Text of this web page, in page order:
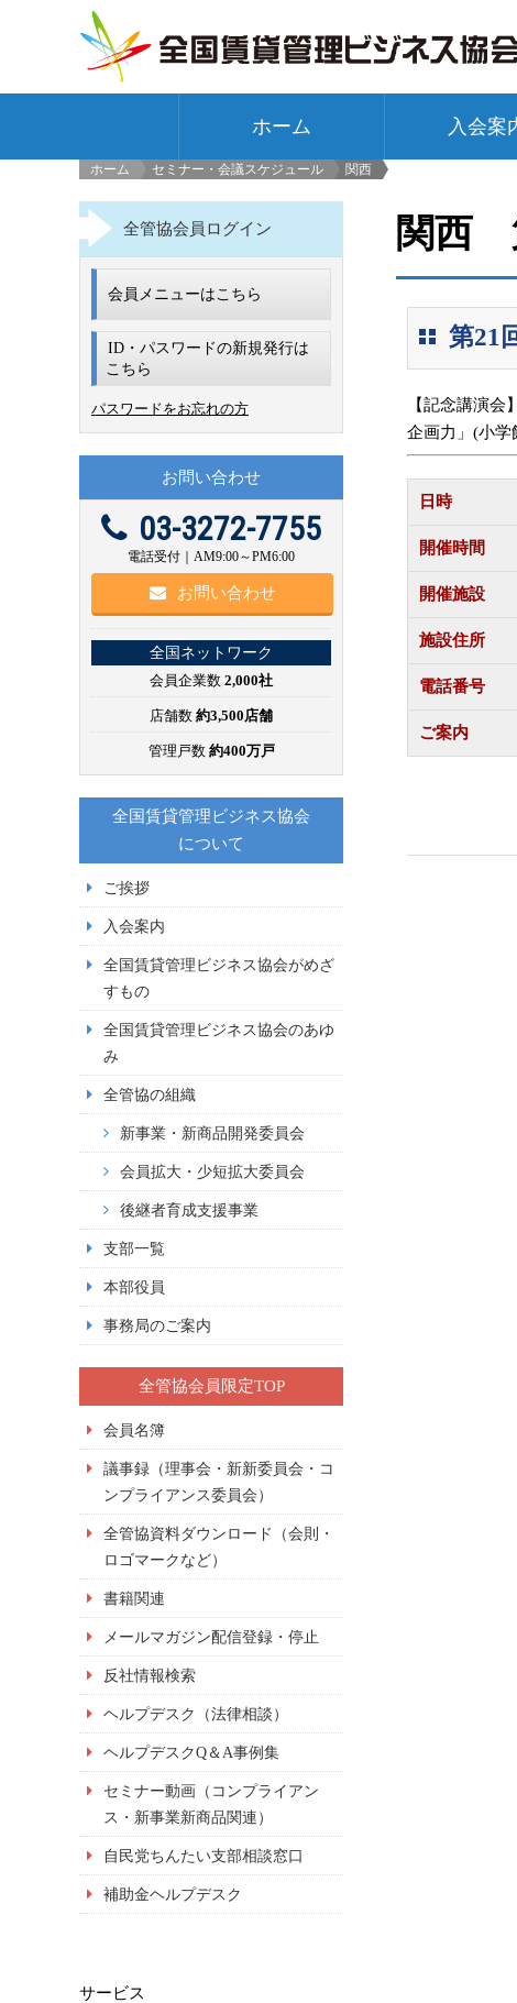
ホーム 入会案
ホーム
セミナー・会議スケジュール
関西
関西
第21
【記念講演
企画力」(小学
日時
開催時間
開催施設
施設住所
電話番号
ご案内
全管協会員ログイン
会員メニューはこちら
ID・パスワードの新規発行は
こちら
パスワードをお忘れの方
お問い合わせ
03-3272-7755
電話受付｜AM9:00～PM6:00
お問い合わせ
全国ネットワーク
会員企業数 2,000社
店舗数 約3,500店舗
管理戸数 約400万戸
全国賃貸管理ビジネス協会
について
ご挨拶
入会案内
全国賃貸管理ビジネス協会がめざ
すもの
全国賃貸管理ビジネス協会のあゆ
み
全管協の組織
新事業・新商品開発委員会
会員拡大・少短拡大委員会
後継者育成支援事業
支部一覧
本部役員
事務局のご案内
全管協会員限定TOP
会員名簿
議事録（理事会・新新委員会・コ
ンプライアンス委員会）
全管協資料ダウンロード（会則・
ロゴマークなど）
書籍関連
メールマガジン配信登録・停止
反社情報検索
ヘルプデスク（法律相談）
ヘルプデスクQ＆A事例集
セミナー動画（コンプライアン
ス・新事業新商品関連）
自民党ちんたい支部相談窓口
補助金ヘルプデスク
サービス